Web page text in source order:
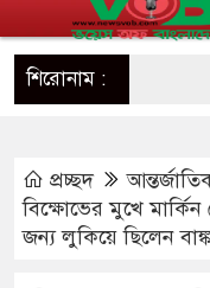
শিরোনাম :
প্রচ্ছদ
বিক্ষোভের মুখে মার্কিন
জন্য লুকিয়ে ছিলেন